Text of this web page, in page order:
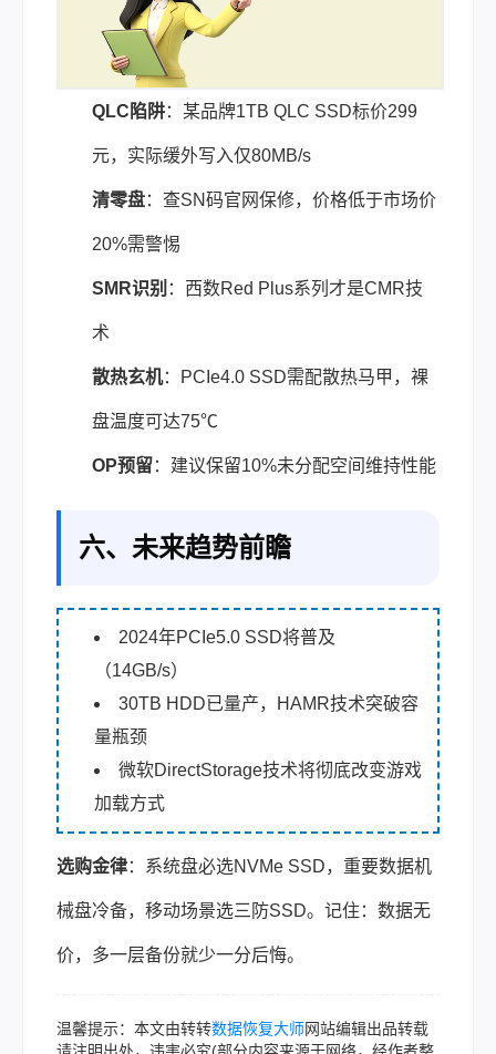
QLC陷阱：某品牌1TB QLC SSD标价299
元，实际缓外写入仅80MB/s
清零盘：查SN码官网保修，价格低于市场价
20%需警惕
SMR识别 ：西数Red Plus系列才是CMR技
术
散热玄机：PCIe4.0 SSD需配散热马甲，裸
盘温度可达75℃
OP预留：建议保留10%未分配空间维持性能
六、未来趋势前瞻
2024年PCIe5.0 SSD将普及
（14GB/s）
30TB HDD已量产，HAMR技术突破容
量瓶颈
微软DirectStorage技术将彻底改变游戏
加载方式
选购金律：系统盘必选NVMe SSD，重要数据机
械盘冷备，移动场景选三防SSD。记住：数据无
价，多一层备份就少一分后悔。
温馨提示：本文由转转数据恢复大师网站编辑出品转载